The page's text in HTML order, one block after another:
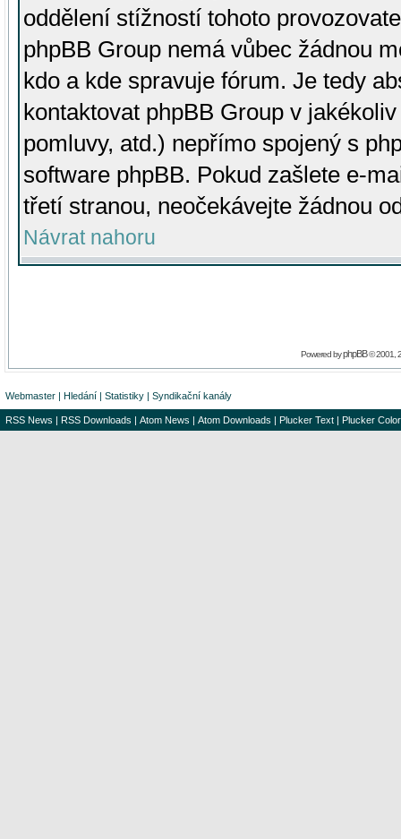
oddělení stížností tohoto
phpBB Group nemá vůbec žádnou
kdo a kde spravuje fórum. Je tedy
kontaktovat phpBB Group v
pomluvy, atd.) nepřímo spojený s
software phpBB. Pokud zašlete e-
třetí stranou, neočekávejte žádnou
Návrat nahoru
Powered byphpBB© 2001,
Webmaster | Hledání | Statistiky | Syndikační kanály
RSS News | RSS Downloads | Atom News | Atom Downloads | Plucker Text | Plucker Color